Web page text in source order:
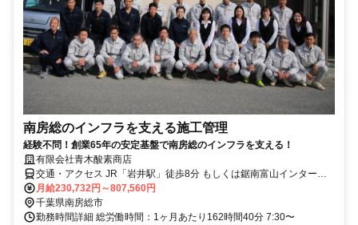
南房総のインフラを支える施工管理
経験不問！創業65年の安定基盤で南房総のインフラを支える！
有限会社青木酸素商店
交通・アクセス JR「岩井駅」徒歩8分 もしくは鋸南富山インターチ
ェンジより車5分
月給230,732円～807,560円
千葉県南房総市
勤務時間詳細 総労働時間：1ヶ月あたり162時間40分 7:30〜